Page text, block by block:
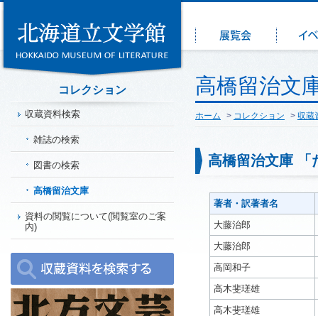
高橋留治文
ホーム > コレクション > 収蔵
高橋留治文庫 「
著者・訳著者名
大藤治郎
大藤治郎
高岡和子
高木斐瑳雄
高木斐瑳雄
コレクション
収蔵資料検索
雑誌の検索
図書の検索
高橋留治文庫
資料の閲覧について(閲覧室のご案
内)